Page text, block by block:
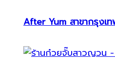
After Yum สาขากรุงเ